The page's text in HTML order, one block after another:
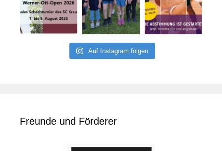
Auf Instagram folgen
Freunde und Förderer